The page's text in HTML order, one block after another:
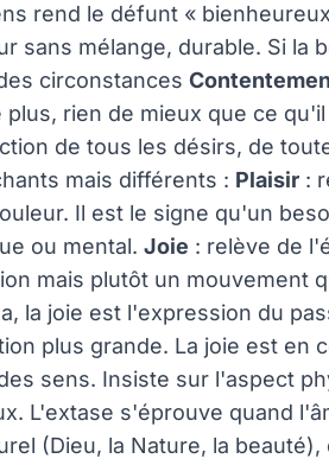
rend le défunt «
sans mélange, durable. Si la
circonstances
plus, rien de mieux que ce
de tous les désirs, de
mais différents : Plaisir :
Il est le signe qu'un
ou mental. Joie : relève de
mais plutôt un mouvement
la joie est l'expression du
plus grande. La joie est en
sens. Insiste sur l'aspect
L'extase s'éprouve quand
(Dieu, la Nature, la